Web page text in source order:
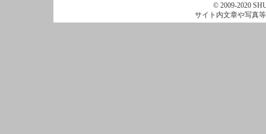
© 2009-2020
サイト内文章や写真